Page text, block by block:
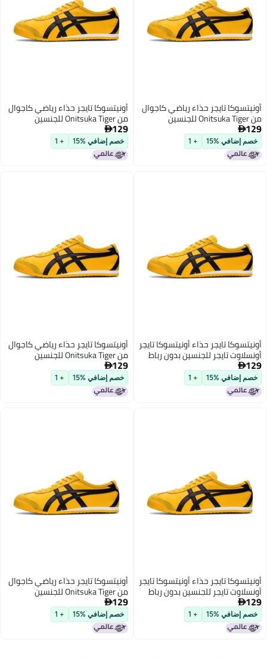
تايجر حذاء رياضي كاجوال
%15
+ 1
أونيتسوكا تايجر حذاء رياضي كاجوال
خصم إضافي %15 + 1
تايجر حذاء أونيتسوكا تايجر
تايجر للجنسين بدون رباط
%15
+ 1
أونيتسوكا تايجر حذاء رياضي كاجوال
من Onitsuka Tiger للجنسين
129
خصم إضافي %15 + 1
تايجر حذاء أونيتسوكا تايجر
تايجر للجنسين بدون رباط
%15
+ 1
أونيتسوكا تايجر حذاء رياضي كاجوال
من Onitsuka Tiger للجنسين
129
خصم إضافي %15 + 1